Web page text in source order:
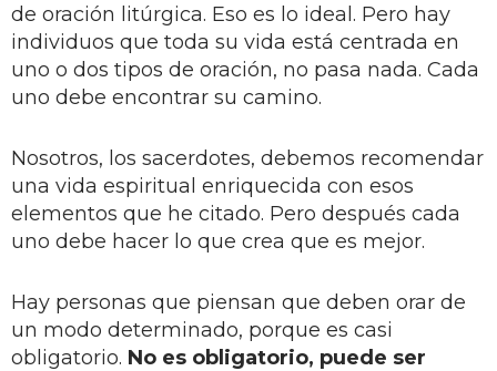
de oración litúrgica. Eso es lo ideal. Pero hay
individuos que toda su vida está centrada en
uno o dos tipos de oración, no pasa nada. Cada
uno debe encontrar su camino.
Nosotros, los sacerdotes, debemos recomendar
una vida espiritual enriquecida con esos
elementos que he citado. Pero después cada
uno debe hacer lo que crea que es mejor.
Hay personas que piensan que deben orar de
un modo determinado, porque es casi
obligatorio. No es obligatorio, puede ser